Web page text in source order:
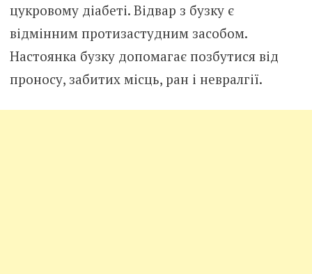
цукровому діабеті. Відвар з бузку є
відмінним протизастудним засобом.
Настоянка бузку допомагає позбутися від
проносу, забитих місць, ран і невралгії.